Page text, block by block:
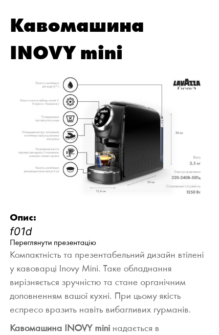
Кавомашина
INOVY mini
Опис:
Переглянути презентацію
Компактність та презентабельний дизайн втілені
у кавоварці Inovy Mini. Таке обладнання
вирізняється зручністю та стане органічним
доповненням вашої кухні. При цьому якість
еспресо вразить навіть вибагливих гурманів.
Кавомашина INOVY mini надається в